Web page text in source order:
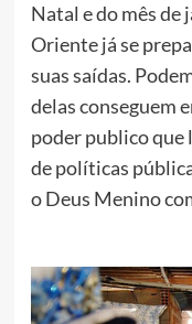
Natal e do mês de
Oriente já se
suas saídas.
delas conseguem
poder publico que
de políticas
o Deus Menino